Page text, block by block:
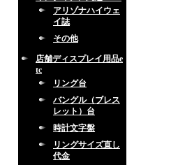
アリゾナハイウェ
イ誌
その他
店舗ディスプレイ用品e
tc
リング台
バングル（ブレス
レット）台
時計文字盤
リングサイズ直し
代金